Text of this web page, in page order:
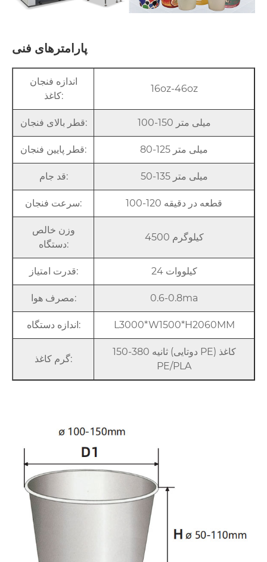
پارامترهای فنی
اندازه فنجان
کاغذ:
16oz-46oz
قطر بالای فنجان: 100-150 میلی متر
قطر پایین فنجان: 80-125 میلی متر
قد جام: 50-135 میلی متر
سرعت فنجان: 100-120 قطعه در دقیقه
وزن خالص
دستگاه:
4500 کیلوگرم
قدرت امتیاز: 24 کیلووات
مصرف هوا: 0.6-0.8ma
اندازه دستگاه: L3000*W1500*H2060MM
گرم کاغذ:
150-380 ثانیه (دوتایی PE) کاغذ
PE/PLA